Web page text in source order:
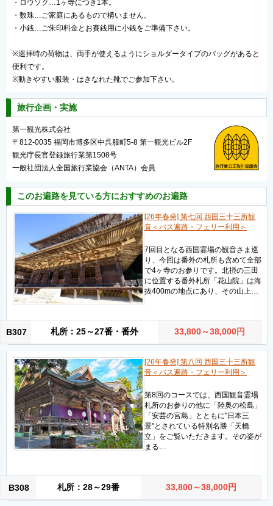
・ロウソク…1ヶ寺につき1本。
・数珠…ご家庭にあるもので構いません。
・小銭…ご朱印料金とお賽銭用に小銭をご準備下さい。
※巡拝時の荷物は、両手が使えるようにショルダータイプのバッグがあると
便利です。
※動きやすい服装・はきなれた靴でご参加下さい。
旅行企画・実施
第一観光株式会社
〒812-0035 福岡市博多区中呉服町5-8 第一観光ビル2F
観光庁長官登録旅行業第1508号
一般社団法人全国旅行業協会（ANTA）会員
このお遍路を見ている方におすすめのお遍路
[26年春発] 第七回 西国三十三所観
音＜バス遍路・フェリー利用＞
7回目となる西国霊場の観音さま巡
り、今回は番外の札所も含めて全部
で4ヶ寺のお参りです。北摂の三田
に位置する番外札所「花山院」は海
抜400mの地点にあり、その山上…
B307 札所：25～27番・番外 33,800～38,000円
[26年春発] 第八回 西国三十三所観
音＜バス遍路・フェリー利用＞
第8回のコースでは、西国観音霊場
札所のお参りの他に「陸奥の松島」
「安芸の宮島」とともに"日本三
景"とされている特別名勝「天橋
立」をご覧いただきます。その姿が
まる…
B308 札所：28～29番 33,800～38,000円